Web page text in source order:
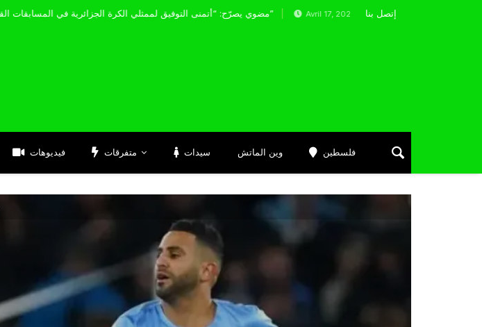
مضوي يصرّح: “أتمنى التوفيق لممثلي الكرة الجزائرية في المسابقات القارية” Avril 17, 2025 إتصل بنا
فيديوهات متفرقات سيدات وين الماتش فلسطين